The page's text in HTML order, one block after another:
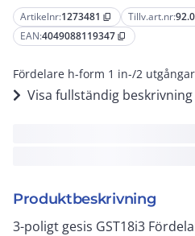
Artikelnr:1273481 content_copy Tillv.art.nr:
EAN:4049088119347 content_copy
Fördelare h-form 1 in-/2 utgångar
Visa fullständig beskrivning
Produktbeskrivning
3-poligt gesis GST18i3